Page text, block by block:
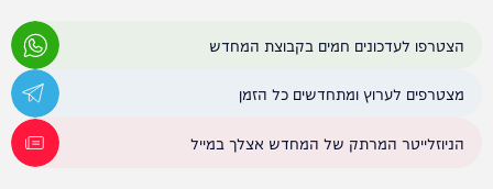
הצטרפו לעדכונים חמים בקבוצת המחדש
מצטרפים לערוץ ומתחדשים כל הזמן
הניוזלייטר המרתק של המחדש אצלך במייל